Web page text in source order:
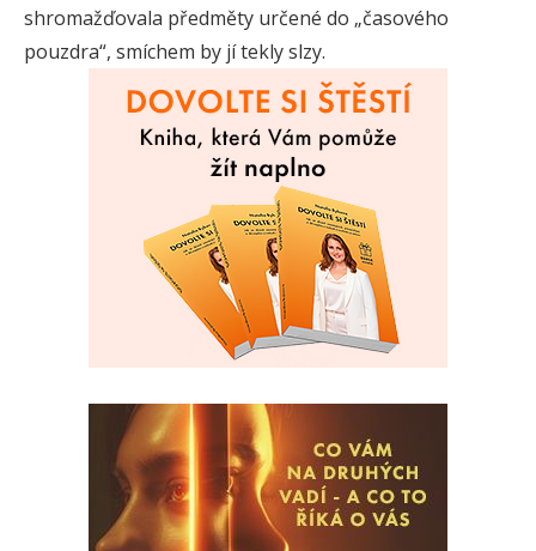
shromažďovala předměty určené do „časového
pouzdra“, smíchem by jí tekly slzy.